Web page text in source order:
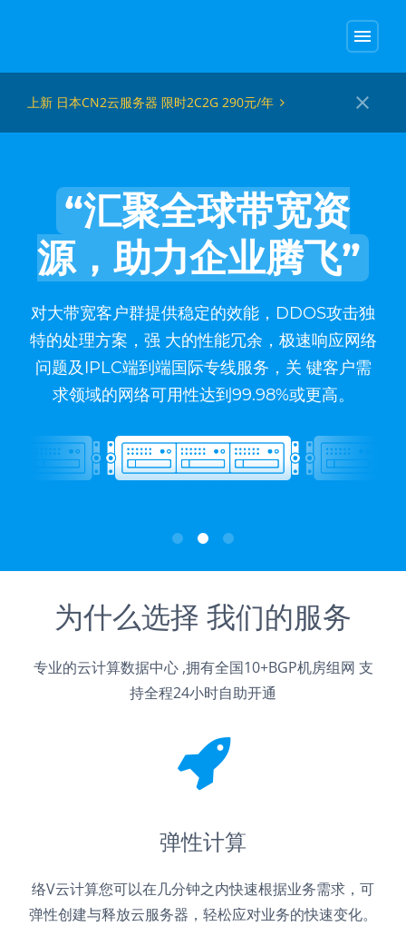
menu
close
上新 日本CN2云服务器 限时2C2G 290元/年
“汇聚全球带宽资
源，助力企业腾飞”
对大带宽客户群提供稳定的效能，DDOS攻击独
特的处理方案，强 大的性能冗余，极速响应网络
问题及IPLC端到端国际专线服务，关 键客户需
求领域的网络可用性达到99.98%或更高。
为什么选择 我们的服务
专业的云计算数据中心 ,拥有全国10+BGP机房组网 支
持全程24小时自助开通
弹性计算
络V云计算您可以在几分钟之内快速根据业务需求，可
弹性创建与释放云服务器，轻松应对业务的快速变化。